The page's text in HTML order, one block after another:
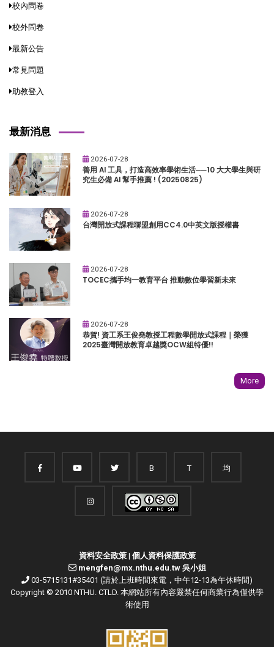
校內問卷
校外問卷
最新公告
常見問題
助教登入
最新消息
2026-07-28
善用 AI 工具，打造高效率學術生活──10 大大學生與研
究生必備 AI 幫手推薦 ! (20250825)
2026-07-28
台灣開放式課程聯盟創用CC4.0中英文版授權書
2026-07-28
TOCEC攜手均一教育平台 推動數位學習新未來
2026-07-28
恭賀! 資工系王俊堯教授工程數學開放式課程｜榮獲
2025臺灣開放教育卓越獎OCW組特優!!
More
B T 均
資料安全政策| 個人資料保護政策
mengfen@mx.nthu.edu.tw 吳小姐
03-5715131#35401 (請於上班時間來電，中午12-13為午休時間)
Copyright © 2010 NTHU. CTLD. 本網站所有內容嚴禁任何商業行為僅供學
術使用